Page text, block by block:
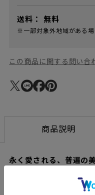
送料： 無料
※一部対象外地域がある場
この商品に関する問い合
商品説明
永く愛される、普遍の
1947年の誕生以来、J39
チェア）」として、あら